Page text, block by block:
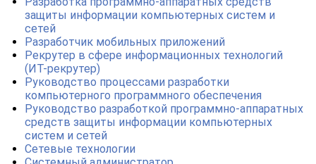
защиты информации компьютерных систем и
сетей
Разработчик мобильных приложений
Рекрутер в сфере информационных технологий
(ИТ-рекрутер)
Руководство процессами разработки
компьютерного программного обеспечения
Руководство разработкой программно-аппаратных
средств защиты информации компьютерных
систем и сетей
Сетевые технологии